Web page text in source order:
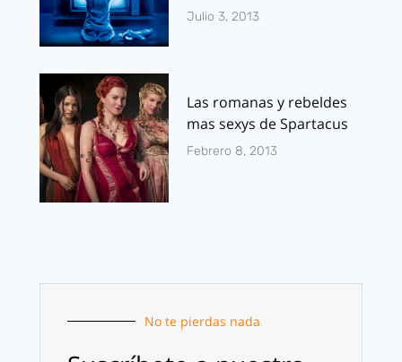
Julio 3, 2013
Las romanas y rebeldes
mas sexys de Spartacus
Febrero 8, 2013
No te pierdas nada